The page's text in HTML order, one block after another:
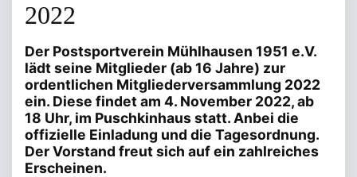
2022
Der Postsportverein Mühlhausen 1951 e.V.
lädt seine Mitglieder (ab 16 Jahre) zur
ordentlichen Mitgliederversammlung 2022
ein. Diese findet am 4. November 2022, ab
18 Uhr, im Puschkinhaus statt. Anbei die
offizielle Einladung und die Tagesordnung.
Der Vorstand freut sich auf ein zahlreiches
Erscheinen.